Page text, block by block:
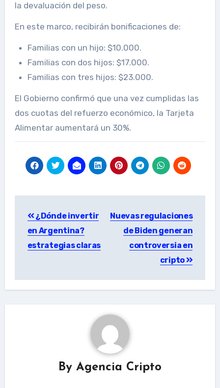
la devaluación del peso.
En este marco, recibirán bonificaciones de:
Familias con un hijo: $10.000.
Familias con dos hijos: $17.000.
Familias con tres hijos: $23.000.
El Gobierno confirmó que una vez cumplidas las
dos cuotas del refuerzo económico, la Tarjeta
Alimentar aumentará un 30%.
navigation
¿Dónde invertir
en Argentina?
estrategias claras
Nuevas regulaciones
de Biden generan
controversia en
cripto
By Agencia Cripto